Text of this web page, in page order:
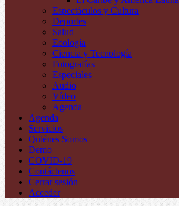
Espectáculos y Cultura
Deportes
Salud
Ecología
Ciencia y Tecnología
Fotografías
Especiales
Audio
Vídeo
Agenda
Agenda
Servicios
Quiénes Somos
Demo
COVID-19
Contáctenos
Cerrar sesión
Acceder